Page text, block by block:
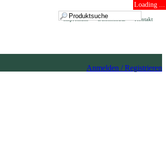
Loading ...
Kontakt
Datenschutz
Impressum
Anmelden / Registrieren